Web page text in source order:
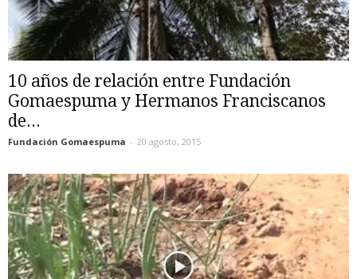
10 años de relación entre Fundación
Gomaespuma y Hermanos Franciscanos
de...
Fundación Gomaespuma - 20 agosto, 2015